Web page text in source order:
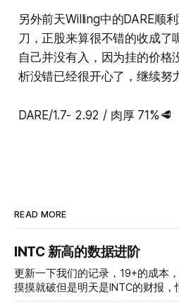
另外前天Willing中的DARE顺
刀，正股来算很不错的收成了
自己并没有入，因为挂的价格
析没错已经很开心了，继续努
DARE/1.7- 2.92 / 肉厚 71%🥩
READ MORE
INTC 新高的数据进阶
更新一下我们的记录，19+的成本，现在已
摸摸就破但是明天是INTC的财报，